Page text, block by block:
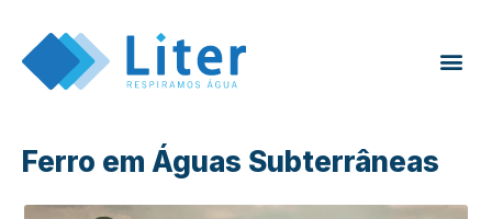
Ferro em Águas Subterrâneas